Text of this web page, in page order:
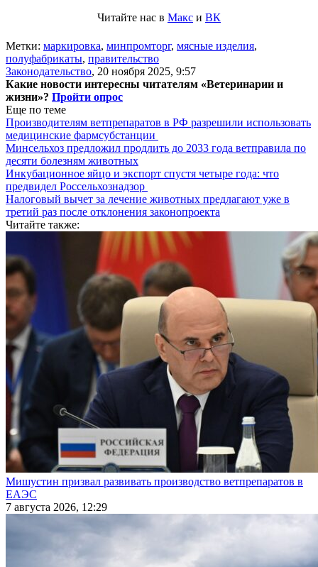
Читайте нас в Макс и ВК
Метки: маркировка, минпромторг, мясные изделия,
полуфабрикаты, правительство
Законодательство, 20 ноября 2025, 9:57
Какие новости интересны читателям «Ветеринарии и
жизни»? Пройти опрос
Еще по теме
Производителям ветпрепаратов в РФ разрешили использовать
медицинские фармсубстанции
Минсельхоз предложил продлить до 2033 года ветправила по
десяти болезням животных
Инкубационное яйцо и экспорт спустя четыре года: что
предвидел Россельхознадзор
Налоговый вычет за лечение животных предлагают уже в
третий раз после отклонения законопроекта
Читайте также:
Мишустин призвал развивать производство ветпрепаратов в
ЕАЭС
7 августа 2026, 12:29